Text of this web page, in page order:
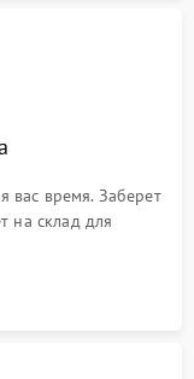
вас время. Заберет
на склад для